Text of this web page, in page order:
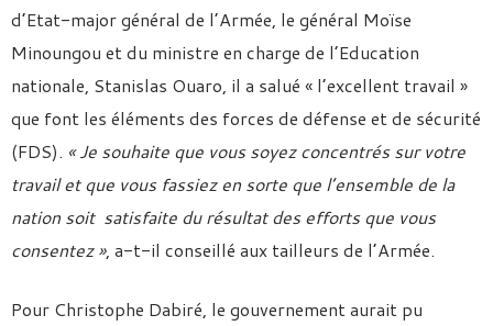
d’Etat-major général de l’Armée, le général Moïse
Minoungou et du ministre en charge de l’Education
nationale, Stanislas Ouaro, il a salué « l’excellent travail »
que font les éléments des forces de défense et de sécurité
(FDS). « Je souhaite que vous soyez concentrés sur votre
travail et que vous fassiez en sorte que l’ensemble de la
nation soit satisfaite du résultat des efforts que vous
consentez », a-t-il conseillé aux tailleurs de l’Armée.
Pour Christophe Dabiré, le gouvernement aurait pu